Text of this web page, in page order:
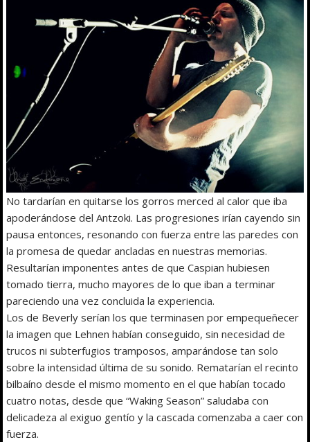
No tardarían en quitarse los gorros merced al calor que iba
apoderándose del Antzoki. Las progresiones irían cayendo sin
pausa entonces, resonando con fuerza entre las paredes con
la promesa de quedar ancladas en nuestras memorias.
Resultarían imponentes antes de que Caspian hubiesen
tomado tierra, mucho mayores de lo que iban a terminar
pareciendo una vez concluida la experiencia.
Los de Beverly serían los que terminasen por empequeñecer
la imagen que Lehnen habían conseguido, sin necesidad de
trucos ni subterfugios tramposos, amparándose tan solo
sobre la intensidad última de su sonido. Rematarían el recinto
bilbaíno desde el mismo momento en el que habían tocado
cuatro notas, desde que “Waking Season” saludaba con
delicadeza al exiguo gentío y la cascada comenzaba a caer con
fuerza.